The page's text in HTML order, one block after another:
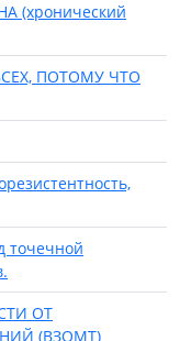
(хронический
ПОТОМУ ЧТО
точечной
ОТ
(ВЗОМТ)